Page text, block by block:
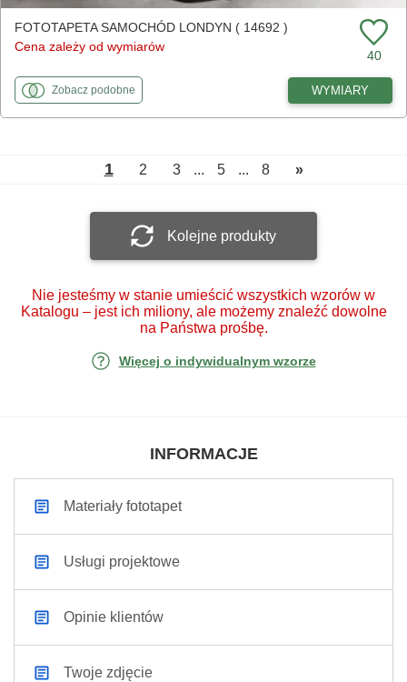
FOTOTAPETA SAMOCHÓD LONDYN ( 14692 )
Cena zależy od wymiarów
40
Zobaczfototapety
podobnedo Samochód Londyn WYMIARY
1 2 3 ... 5 ... 8 »
Kolejne produkty
Nie jesteśmy w stanie umieścić wszystkich wzorów w
Katalogu – jest ich miliony, ale możemy znaleźć dowolne
na Państwa prośbę.
Więcej o indywidualnym wzorze
INFORMACJE
Materiały fototapet
Usługi projektowe
Opinie klientów
Twoje zdjęcie